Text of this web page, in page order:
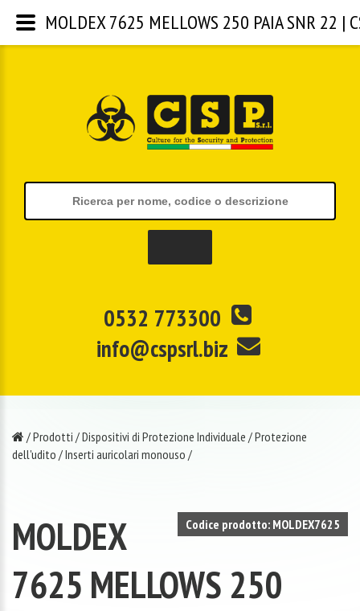
0532 773300
info@cspsrl.biz
/Prodotti /Dispositivi di Protezione Individuale /Protezione
dell'udito /Inserti auricolari monouso /
Codice prodotto: MOLDEX7625
MOLDEX
7625 MELLOWS 250
MOLDEX 7625 MELLOWS 250 PAIA SNR 22 |